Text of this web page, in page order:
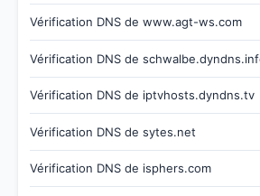
Vérification DNS de www.agt-ws.com
Vérification DNS de
Vérification DNS de iptvhosts.dyndns.tv
Vérification DNS de sytes.net
Vérification DNS de isphers.com